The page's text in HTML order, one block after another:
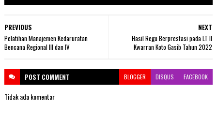
NEXT
Hasil Regu Berprestasi pada LT II
Kwarran Koto Gasib Tahun 2022
PREVIOUS
Pelatihan Manajemen Kedaruratan
Bencana Regional III dan IV
POST COMMENT BLOGGER DISQUS FACEBOOK
Tidak ada komentar